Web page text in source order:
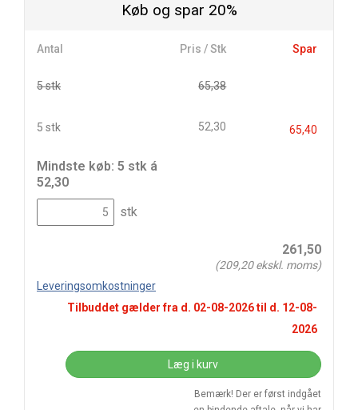
Køb og spar 20%
Antal Pris / Stk Spar
5 stk 65,38
5 stk 52,30 65,40
Mindste køb: 5 stk á
52,30
stk
261,50
(209,20ekskl. moms)
Leveringsomkostninger
Tilbuddet gælder fra d. 02-08-2026til d. 12-08-
2026
Læg i kurv
Bemærk! Der er først indgået